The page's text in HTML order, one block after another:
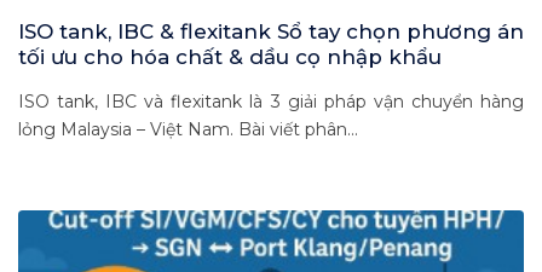
ISO tank, IBC & flexitank Sổ tay chọn phương án
tối ưu cho hóa chất & dầu cọ nhập khẩu
ISO tank, IBC và flexitank là 3 giải pháp vận chuyển hàng
lỏng Malaysia – Việt Nam. Bài viết phân...